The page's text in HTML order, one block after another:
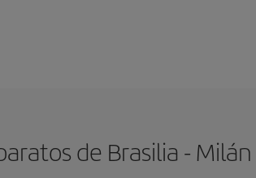
de Brasilia - Milán